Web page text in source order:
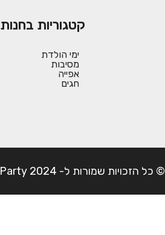
קטגוריות בחנות
ימי הולדת
מסיבות
אפייה
חגים
© כל הזכויות שמורות ל- 4Party 2024 | כתובת: פארק התעשיה משמרות| טלפון: 054-7225898